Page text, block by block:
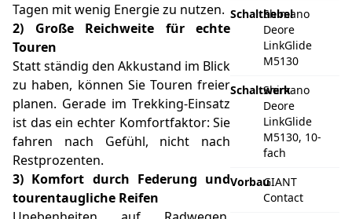
Tagen mit wenig Energie zu nutzen.
2) Große Reichweite für echte
Touren
Statt ständig den Akkustand im Blick
zu haben, können Sie Touren freier
planen. Gerade im Trekking-Einsatz
ist das ein echter Komfortfaktor: Sie
fahren nach Gefühl, nicht nach
Restprozenten.
3) Komfort durch Federung und
tourentaugliche Reifen
Schalthebel
Shimano
Deore
LinkGlide
M5130
Schaltwerk
Shimano
Deore
LinkGlide
M5130, 10-
fach
VorbauGIANT
Contact